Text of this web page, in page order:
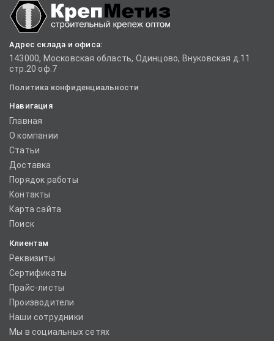
Адрес склада и офиса:
143000, Московская область, Одинцово, Внуковская д.11
стр.20 оф.7
Политика конфиденциальности
Навигация
Главная
О компании
Статьи
Доставка
Порядок работы
Контакты
Карта сайта
Поиск
Клиентам
Реквизиты
Сертификаты
Прайс-листы
Производители
Наши сотрудники
Мы в социальных сетях